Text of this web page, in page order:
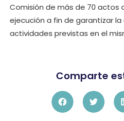
Comisión de más de 70 actos
ejecución a fin de garantizar
actividades previstas en el
Comparte